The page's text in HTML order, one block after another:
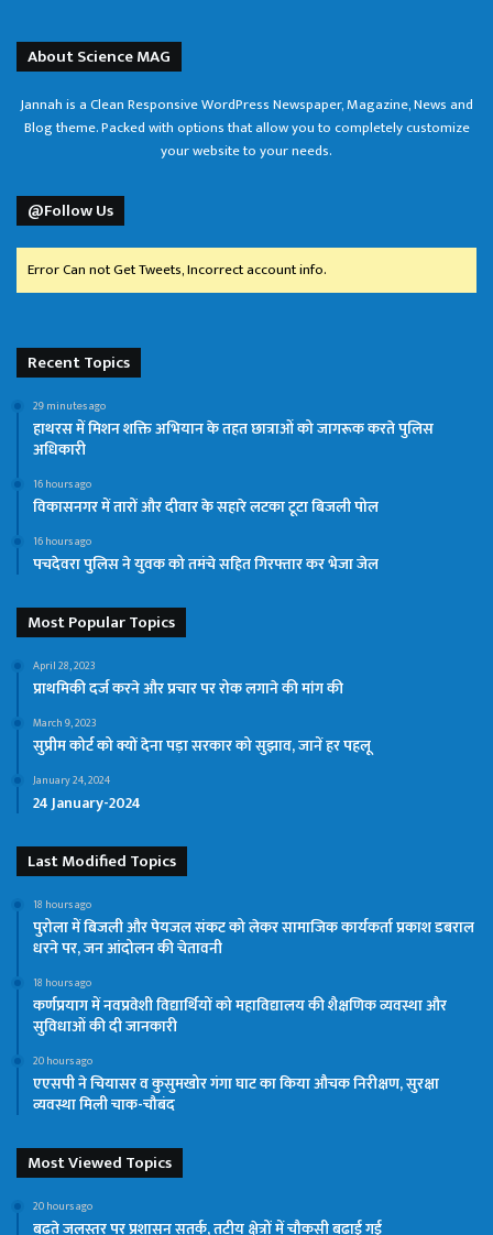
About Science MAG
Jannah is a Clean Responsive WordPress Newspaper, Magazine, News and
Blog theme. Packed with options that allow you to completely customize
your website to your needs.
@Follow Us
Error Can not Get Tweets, Incorrect account info.
Recent Topics
29 minutes ago
हाथरस में मिशन शक्ति अभियान के तहत छात्राओं को जागरूक करते पुलिस
अधिकारी
16 hours ago
विकासनगर में तारों और दीवार के सहारे लटका टूटा बिजली पोल
16 hours ago
पचदेवरा पुलिस ने युवक को तमंचे सहित गिरफ्तार कर भेजा जेल
Most Popular Topics
April 28, 2023
प्राथमिकी दर्ज करने और प्रचार पर रोक लगाने की मांग की
March 9, 2023
सुप्रीम कोर्ट को क्यों देना पड़ा सरकार को सुझाव, जानें हर पहलू
January 24, 2024
24 January-2024
Last Modified Topics
18 hours ago
पुरोला में बिजली और पेयजल संकट को लेकर सामाजिक कार्यकर्ता प्रकाश डबराल
धरने पर, जन आंदोलन की चेतावनी
18 hours ago
कर्णप्रयाग में नवप्रवेशी विद्यार्थियों को महाविद्यालय की शैक्षणिक व्यवस्था और
सुविधाओं की दी जानकारी
20 hours ago
एएसपी ने चियासर व कुसुमखोर गंगा घाट का किया औचक निरीक्षण, सुरक्षा
व्यवस्था मिली चाक-चौबंद
Most Viewed Topics
20 hours ago
बढ़ते जलस्तर पर प्रशासन सतर्क, तटीय क्षेत्रों में चौकसी बढ़ाई गई